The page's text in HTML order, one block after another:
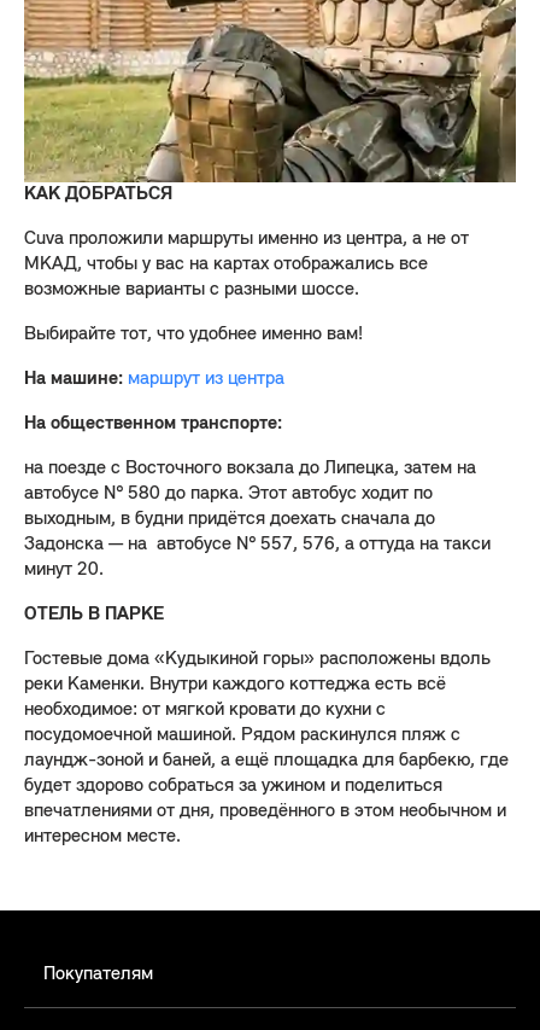
КАК ДОБРАТЬСЯ
Cuva проложили маршруты именно из центра, а не от
МКАД, чтобы у вас на картах отображались все
возможные варианты с разными шоссе.
Выбирайте тот, что удобнее именно вам!
На машине: маршрут из центра
На общественном транспорте:
на поезде с Восточного вокзала до Липецка, затем на
автобусе № 580 до парка. Этот автобус ходит по
выходным, в будни придётся доехать сначала до
Задонска — на автобусе № 557, 576, а оттуда на такси
минут 20.
ОТЕЛЬ В ПАРКЕ
Гостевые дома «Кудыкиной горы» расположены вдоль
реки Каменки. Внутри каждого коттеджа есть всё
необходимое: от мягкой кровати до кухни с
посудомоечной машиной. Рядом раскинулся пляж с
лаундж-зоной и баней, а ещё площадка для барбекю, где
будет здорово собраться за ужином и поделиться
впечатлениями от дня, проведённого в этом необычном и
интересном месте.
Покупателям